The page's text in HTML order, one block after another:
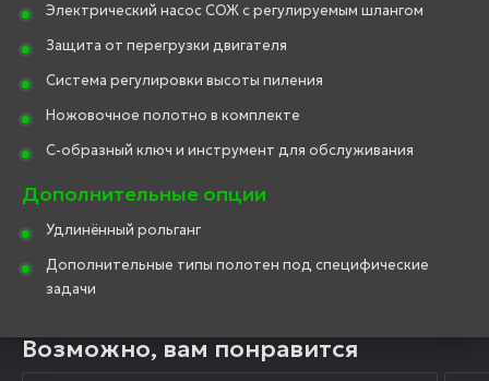
Электрический насос СОЖ с регулируемым шлангом
Защита от перегрузки двигателя
Система регулировки высоты пиления
Ножовочное полотно в комплекте
С-образный ключ и инструмент для обслуживания
Дополнительные опции
Удлинённый рольганг
Дополнительные типы полотен под специфические
задачи
Возможно, вам понравится